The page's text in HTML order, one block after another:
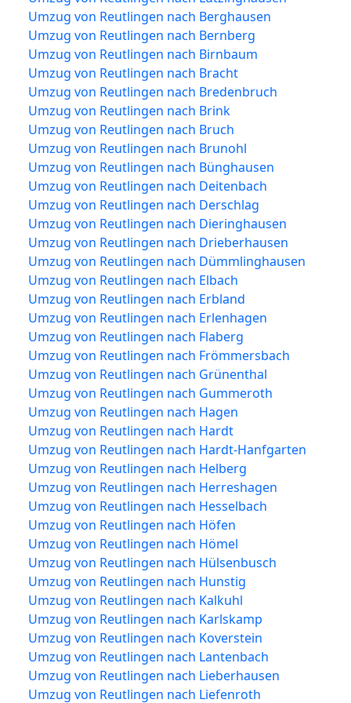
Umzug von Reutlingen nach Berghausen
Umzug von Reutlingen nach Bernberg
Umzug von Reutlingen nach Birnbaum
Umzug von Reutlingen nach Bracht
Umzug von Reutlingen nach Bredenbruch
Umzug von Reutlingen nach Brink
Umzug von Reutlingen nach Bruch
Umzug von Reutlingen nach Brunohl
Umzug von Reutlingen nach Bünghausen
Umzug von Reutlingen nach Deitenbach
Umzug von Reutlingen nach Derschlag
Umzug von Reutlingen nach Dieringhausen
Umzug von Reutlingen nach Drieberhausen
Umzug von Reutlingen nach Dümmlinghausen
Umzug von Reutlingen nach Elbach
Umzug von Reutlingen nach Erbland
Umzug von Reutlingen nach Erlenhagen
Umzug von Reutlingen nach Flaberg
Umzug von Reutlingen nach Frömmersbach
Umzug von Reutlingen nach Grünenthal
Umzug von Reutlingen nach Gummeroth
Umzug von Reutlingen nach Hagen
Umzug von Reutlingen nach Hardt
Umzug von Reutlingen nach Hardt-Hanfgarten
Umzug von Reutlingen nach Helberg
Umzug von Reutlingen nach Herreshagen
Umzug von Reutlingen nach Hesselbach
Umzug von Reutlingen nach Höfen
Umzug von Reutlingen nach Hömel
Umzug von Reutlingen nach Hülsenbusch
Umzug von Reutlingen nach Hunstig
Umzug von Reutlingen nach Kalkuhl
Umzug von Reutlingen nach Karlskamp
Umzug von Reutlingen nach Koverstein
Umzug von Reutlingen nach Lantenbach
Umzug von Reutlingen nach Lieberhausen
Umzug von Reutlingen nach Liefenroth